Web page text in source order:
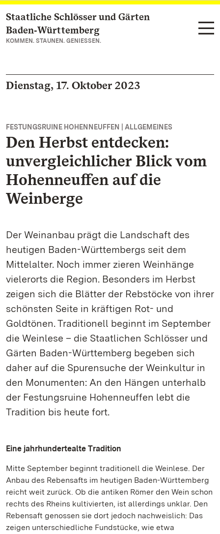
Zum Hauptinhalt springen
Staatliche Schlösser und Gärten
Baden‑Württemberg
KOMMEN. STAUNEN. GENIESSEN.
Dienstag, 17. Oktober 2023
FESTUNGSRUINE HOHENNEUFFEN | ALLGEMEINES
Den Herbst entdecken:
unvergleichlicher Blick vom
Hohenneuffen auf die
Weinberge
Der Weinanbau prägt die Landschaft des
heutigen Baden-Württembergs seit dem
Mittelalter. Noch immer zieren Weinhänge
vielerorts die Region. Besonders im Herbst
zeigen sich die Blätter der Rebstöcke von ihrer
schönsten Seite in kräftigen Rot- und
Goldtönen. Traditionell beginnt im September
die Weinlese – die Staatlichen Schlösser und
Gärten Baden-Württemberg begeben sich
daher auf die Spurensuche der Weinkultur in
den Monumenten: An den Hängen unterhalb
der Festungsruine Hohenneuffen lebt die
Tradition bis heute fort.
Eine jahrhundertealte Tradition
Mitte September beginnt traditionell die Weinlese. Der
Anbau des Rebensafts im heutigen Baden-Württemberg
reicht weit zurück. Ob die antiken Römer den Wein schon
rechts des Rheins kultivierten, ist allerdings unklar. Den
Rebensaft genossen sie dort jedoch nachweislich: Das
zeigen unterschiedliche Fundstücke, wie etwa